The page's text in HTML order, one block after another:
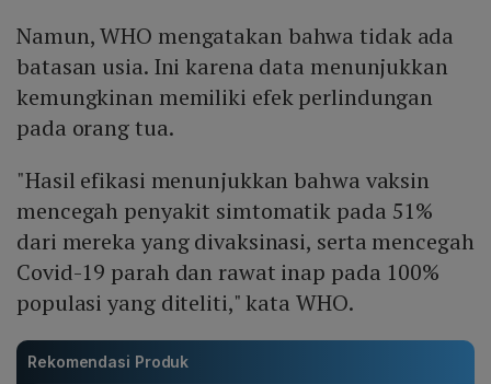
Namun, WHO mengatakan bahwa tidak ada
batasan usia. Ini karena data menunjukkan
kemungkinan memiliki efek perlindungan
pada orang tua.
"Hasil efikasi menunjukkan bahwa vaksin
mencegah penyakit simtomatik pada 51%
dari mereka yang divaksinasi, serta mencegah
Covid-19 parah dan rawat inap pada 100%
populasi yang diteliti," kata WHO.
Rekomendasi Produk